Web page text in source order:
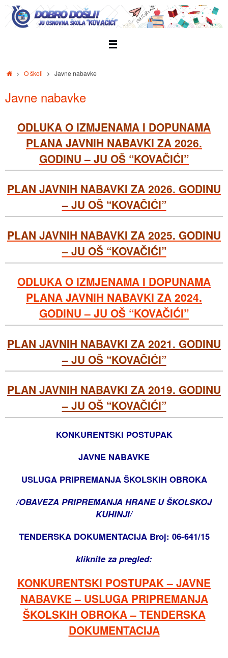
Skip
content
HomeO školi Javne nabavke
Javne nabavke
ODLUKA O IZMJENAMA I DOPUNAMA
PLANA JAVNIH NABAVKI ZA 2026.
GODINU – JU OŠ “KOVAČIĆI”
PLAN JAVNIH NABAVKI ZA 2026. GODINU
– JU OŠ “KOVAČIĆI”
PLAN JAVNIH NABAVKI ZA 2025. GODINU
– JU OŠ “KOVAČIĆI”
ODLUKA O IZMJENAMA I DOPUNAMA
PLANA JAVNIH NABAVKI ZA 2024.
GODINU – JU OŠ “KOVAČIĆI”
PLAN JAVNIH NABAVKI ZA 2021. GODINU
– JU OŠ “KOVAČIĆI”
PLAN JAVNIH NABAVKI ZA 2019. GODINU
– JU OŠ “KOVAČIĆI”
KONKURENTSKI POSTUPAK
JAVNE NABAVKE
USLUGA PRIPREMANJA ŠKOLSKIH OBROKA
/OBAVEZA PRIPREMANJA HRANE U ŠKOLSKOJ
KUHINJI/
TENDERSKA DOKUMENTACIJA Broj: 06-641/15
kliknite za pregled:
KONKURENTSKI POSTUPAK – JAVNE
NABAVKE – USLUGA PRIPREMANJA
ŠKOLSKIH OBROKA – TENDERSKA
DOKUMENTACIJA